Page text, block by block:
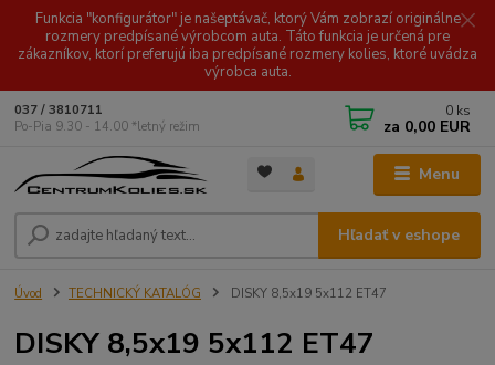
Funkcia "konfigurátor" je našeptávač, ktorý Vám zobrazí originálne
rozmery predpísané výrobcom auta. Táto funkcia je určená pre
zákazníkov, ktorí preferujú iba predpísané rozmery kolies, ktoré uvádza
výrobca auta.
Menu
Hľadať v eshope
037 / 3810711
Po-Pia 9.30 - 14.00 *letný režim
0 ks
za 0,00 EUR
Úvod TECHNICKÝ KATALÓG DISKY 8,5x19 5x112 ET47
DISKY 8,5x19 5x112 ET47